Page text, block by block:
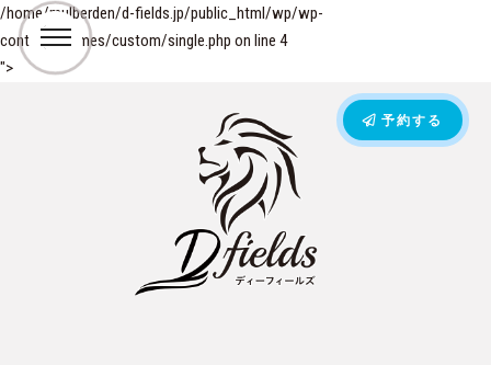
/home/mulberden/d-fields.jp/public_html/wp/wp-
content/themes/custom/single.php on line 4
">
予約する